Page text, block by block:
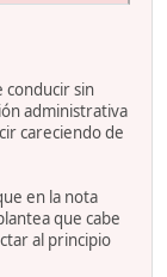
conducir sin
administrativa
careciendo de
en la nota
que cabe
al principio